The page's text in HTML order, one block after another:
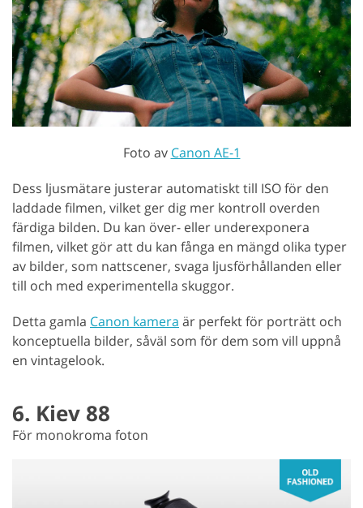
Foto av Canon AE-1
Dess ljusmätare justerar automatiskt till ISO för den
laddade filmen, vilket ger dig mer kontroll overden
färdiga bilden. Du kan över- eller underexponera
filmen, vilket gör att du kan fånga en mängd olika typer
av bilder, som nattscener, svaga ljusförhållanden eller
till och med experimentella skuggor.
Detta gamla Canon kamera är perfekt för porträtt och
konceptuella bilder, såväl som för dem som vill uppnå
en vintagelook.
6. Kiev 88
För monokroma foton